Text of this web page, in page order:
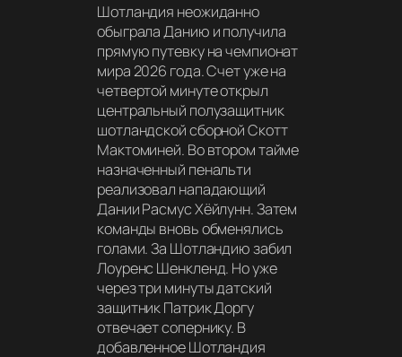
Шотландия неожиданно
обыграла Данию и получила
прямую путевку на чемпионат
мира 2026 года. Счет уже на
четвертой минуте открыл
центральный полузащитник
шотландской сборной Скотт
Мактоминей. Во втором тайме
назначенный пенальти
реализовал нападающий
Дании Расмус Хёйлунн. Затем
команды вновь обменялись
голами. За Шотландию забил
Лоуренс Шенкленд. Но уже
через три минуты датский
защитник Патрик Доргу
отвечает сопернику. В
добавленное Шотландия